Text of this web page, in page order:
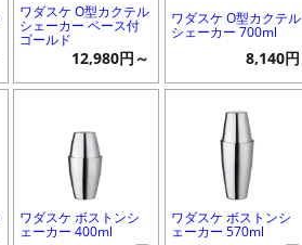
ワダスケ O型カクテル
シェーカー ベース付
ゴールド
12,980円～
ワダスケ O型カクテル
シェーカー 700ml
8,140円
ワダスケ ボストンシ
ェーカー 400ml
ワダスケ ボストンシ
ェーカー 570ml